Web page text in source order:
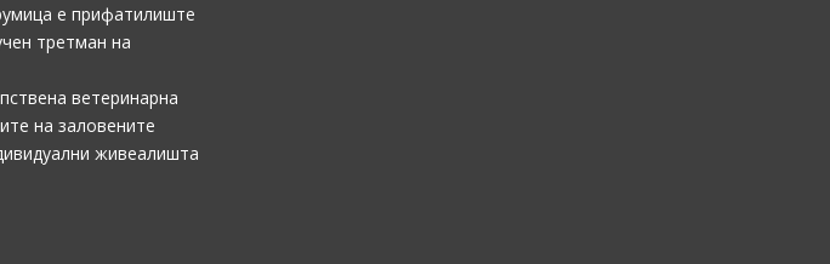
е прифатилиште
третман на
ветеринарна
на заловените
живеалишта